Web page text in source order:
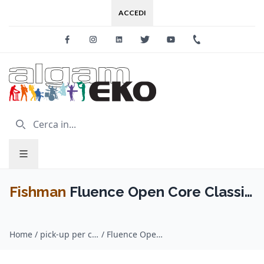
ACCEDI
FacebookInstagramLinkedinTwitter Youtube
Fishman Fluence Open Core Classic
Home / pick-up per chitarra / Fishman / Fluence Open Core Classic Humbucker Neck 8 Corde Black